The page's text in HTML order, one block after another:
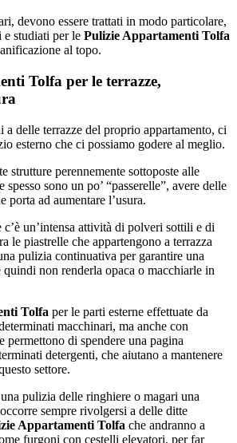
devono essere trattati in modo particolare,
e studiati per le Pulizie Appartamenti Tolfa
al topo.
Tolfa per le terrazze,
a delle terrazze del proprio appartamento, ci
esterno che ci possiamo godere al meglio.
strutture perennemente sottoposte alle
sono un po’ “passerelle”, avere delle
porta ad aumentare l’usura.
un’intensa attività di polveri sottili e di
le piastrelle che appartengono a terrazza
pulizia continuativa per garantire una
non renderla opaca o macchiarle in
Tolfa per le parti esterne effettuate da
macchinari, ma anche con
permettono di spendere una pagina
detergenti, che aiutano a mantenere
settore.
pulizia delle ringhiere o magari una
sempre rivolgersi a delle ditte
Appartamenti Tolfa che andranno a
furgoni con cestelli elevatori, per far